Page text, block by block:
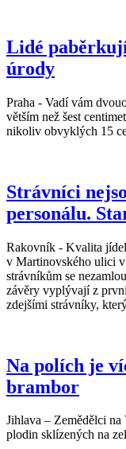
Lidé
úrody
Praha - Vadí vám
větším než šest
nikoliv obvyklých 15
Strávníci
personálu.
Rakovník - Kvalita
v Martinovského ulici
strávníkům se
závěry vyplývají z
zdejšími strávníky,
Na polích je
brambor
Jihlava – Zemědělci
plodin sklízených na